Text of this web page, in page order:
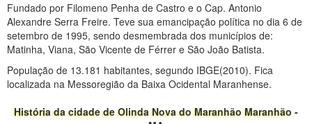
Fundado por Filomeno Penha de Castro e o Cap. Antonio
Alexandre Serra Freire. Teve sua emancipação política no dia 6 de
setembro de 1995, sendo desmembrada dos municípios de:
Matinha, Viana, São Vicente de Férrer e São João Batista.
População de 13.181 habitantes, segundo IBGE(2010). Fica
localizada na Messoregião da Baixa Ocidental Maranhense.
História da cidade de Olinda Nova do Maranhão Maranhão -